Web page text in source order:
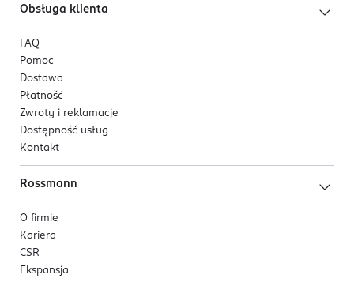
Obsługa klienta
FAQ
Pomoc
Dostawa
Płatność
Zwroty i reklamacje
Dostępność usług
Kontakt
Rossmann
O firmie
Kariera
CSR
Ekspansja